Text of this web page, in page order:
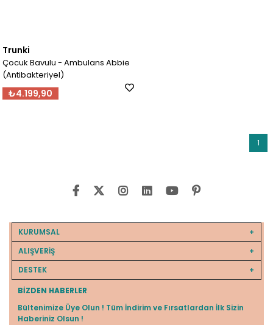
Trunki
Çocuk Bavulu - Ambulans Abbie
(Antibakteriyel)
₺4.199,90
1
KURUMSAL
ALIŞVERİŞ
DESTEK
BIZDEN HABERLER
Bültenimize Üye Olun ! Tüm İndirim ve Fırsatlardan İlk Sizin
Haberiniz Olsun !